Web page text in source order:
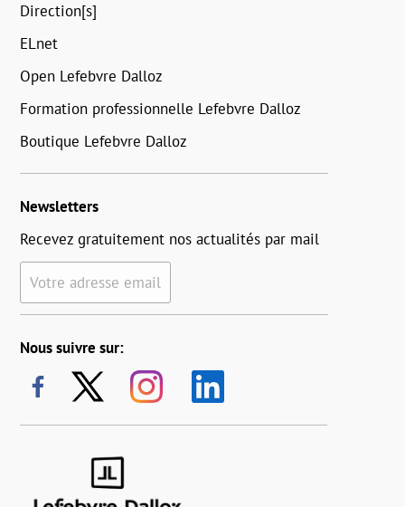
Direction[s]
ELnet
Open Lefebvre Dalloz
Formation professionnelle Lefebvre Dalloz
Boutique Lefebvre Dalloz
Newsletters
Recevez gratuitement nos actualités par mail
Votre adresse email
Nous suivre sur: